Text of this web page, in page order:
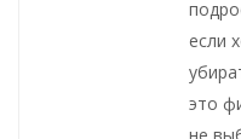
если
это